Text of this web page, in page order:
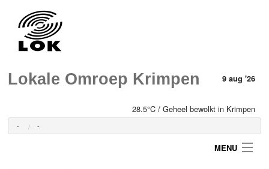
Lokale Omroep Krimpen 9 aug '26
28.5°C / Geheel bewolkt in Krimpen
- -
MENU